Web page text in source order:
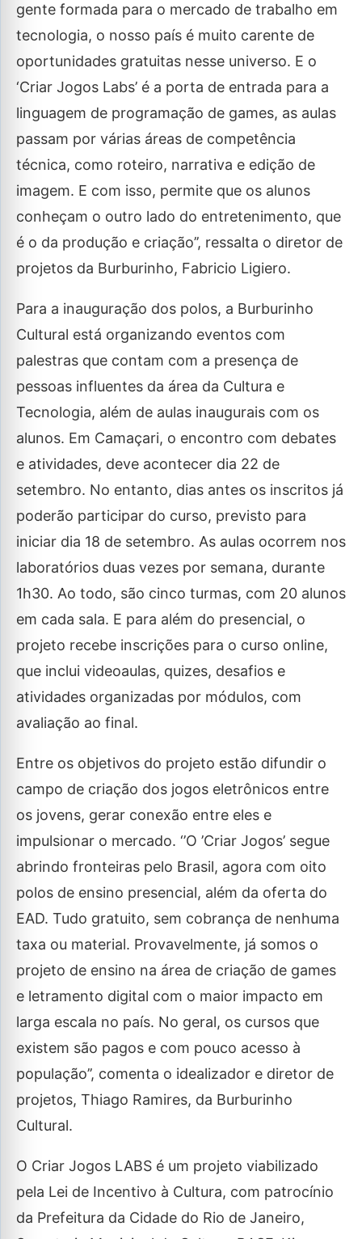
gente formada para o mercado de trabalho em
tecnologia, o nosso país é muito carente de
oportunidades gratuitas nesse universo. E o
‘Criar Jogos Labs’ é a porta de entrada para a
linguagem de programação de games, as aulas
passam por várias áreas de competência
técnica, como roteiro, narrativa e edição de
imagem. E com isso, permite que os alunos
conheçam o outro lado do entretenimento, que
é o da produção e criação’’, ressalta o diretor de
projetos da Burburinho, Fabricio Ligiero.
Para a inauguração dos polos, a Burburinho
Cultural está organizando eventos com
palestras que contam com a presença de
pessoas influentes da área da Cultura e
Tecnologia, além de aulas inaugurais com os
alunos. Em Camaçari, o encontro com debates
e atividades, deve acontecer dia 22 de
setembro. No entanto, dias antes os inscritos já
poderão participar do curso, previsto para
iniciar dia 18 de setembro. As aulas ocorrem nos
laboratórios duas vezes por semana, durante
1h30. Ao todo, são cinco turmas, com 20 alunos
em cada sala. E para além do presencial, o
projeto recebe inscrições para o curso online,
que inclui videoaulas, quizes, desafios e
atividades organizadas por módulos, com
avaliação ao final.
Entre os objetivos do projeto estão difundir o
campo de criação dos jogos eletrônicos entre
os jovens, gerar conexão entre eles e
impulsionar o mercado. ‘’O ’Criar Jogos’ segue
abrindo fronteiras pelo Brasil, agora com oito
polos de ensino presencial, além da oferta do
EAD. Tudo gratuito, sem cobrança de nenhuma
taxa ou material. Provavelmente, já somos o
projeto de ensino na área de criação de games
e letramento digital com o maior impacto em
larga escala no país. No geral, os cursos que
existem são pagos e com pouco acesso à
população’’, comenta o idealizador e diretor de
projetos, Thiago Ramires, da Burburinho
Cultural.
O Criar Jogos LABS é um projeto viabilizado
pela Lei de Incentivo à Cultura, com patrocínio
da Prefeitura da Cidade do Rio de Janeiro,